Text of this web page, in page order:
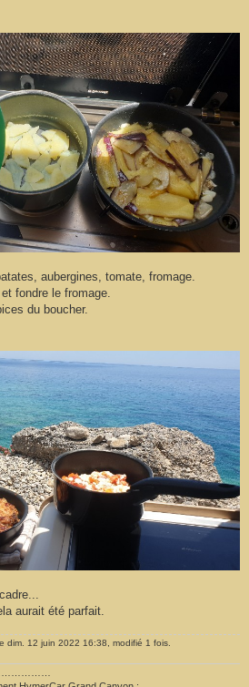
aubergines, tomate, fromage.
fondre le fromage.
du boucher.
aurait été parfait.
dim. 12 juin 2022 16:38, modifié 1 fois.